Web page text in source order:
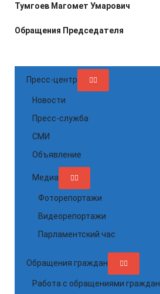
Тумгоев Магомет Умарович
Обращения Председателя
Пресс-центр
Новости
Пресс-служба
СМИ
Объявление
Медиа
Фоторепортажи
Видеорепортажи
Парламентский час
Обращения граждан
Работа с обращениями граждан